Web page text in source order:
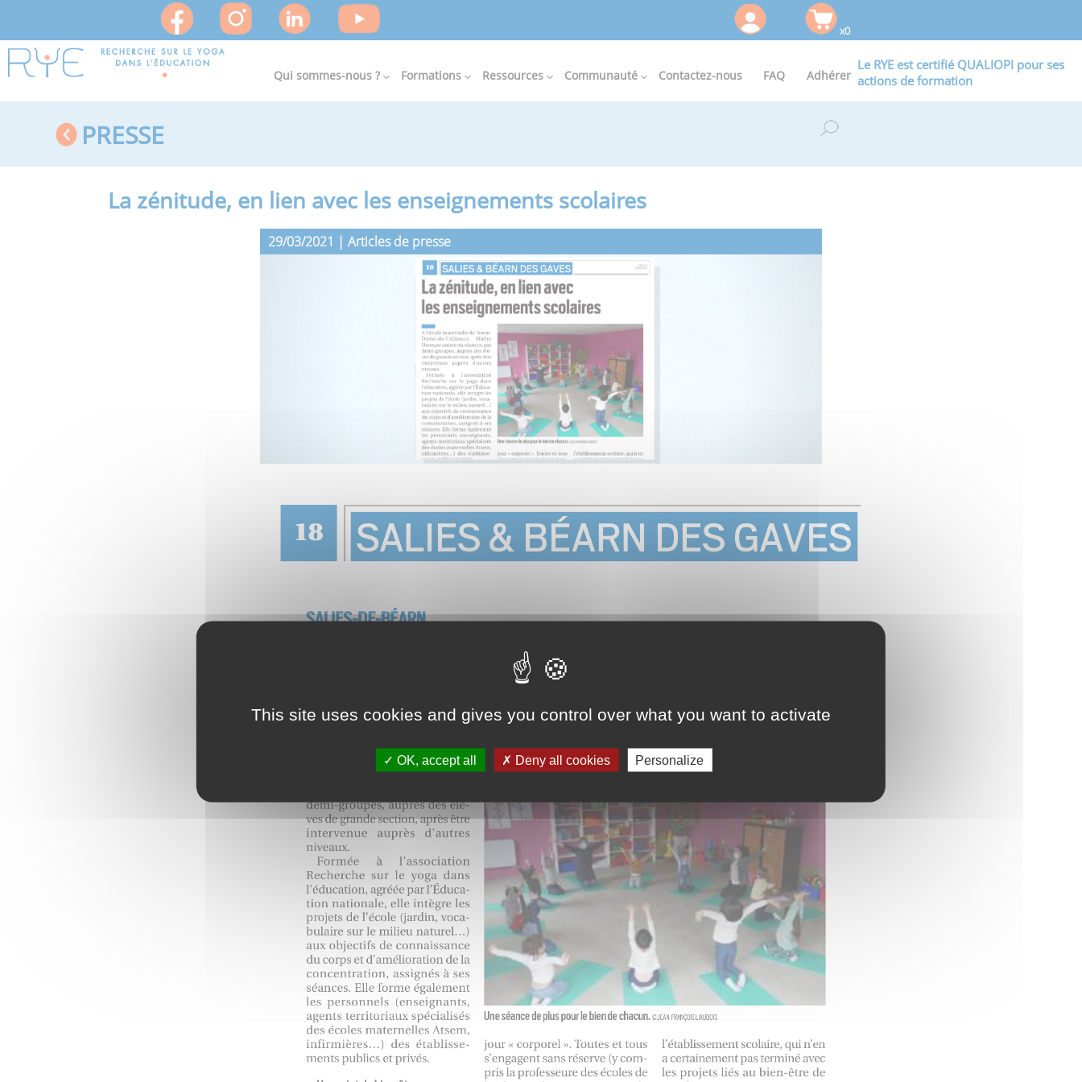
x0
Qui sommes-nous ? Formations Ressources Communauté Contactez-nous FAQ Adhérer
Le RYE est certifié QUALIOPI pour ses
actions de formation
PRESSE
La zénitude, en lien avec les enseignements scolaires
29/03/2021 | Articles de presse
This site uses cookies and gives you control over what you want to activate
OK, accept all Deny all cookies Personalize